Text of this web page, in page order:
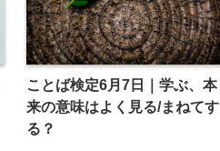
ことば検定6月7日｜学ぶ、本
来の意味はよく見る/まねてす
る？